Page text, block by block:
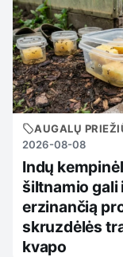
AUGALŲ
2026-08-08
Indų
šiltnamio gali
erzinančią
skruzdėlės
kvapo